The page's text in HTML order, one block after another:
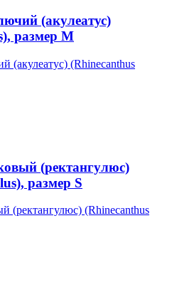
(акулеатус)
размер M
(ректангулюс)
размер S